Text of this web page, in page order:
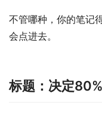
不管哪种，你的笔记
会点进去。
标题：决定